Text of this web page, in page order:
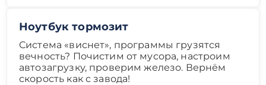
Ноутбук тормозит
Система «виснет», программы грузятся
вечность? Почистим от мусора, настроим
автозагрузку, проверим железо. Вернём
скорость как с завода!